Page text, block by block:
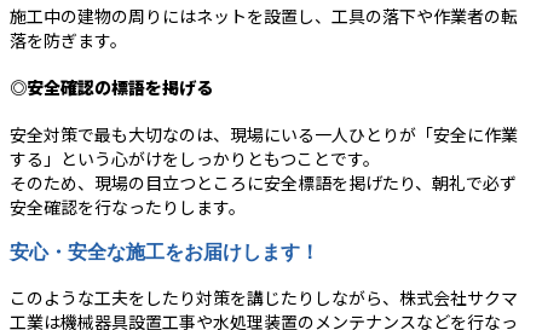
施工中の建物の周りにはネットを設置し、工具の落下や作業者の転
落を防ぎます。
◎安全確認の標語を掲げる
安全対策で最も大切なのは、現場にいる一人ひとりが「安全に作業
する」という心がけをしっかりともつことです。
そのため、現場の目立つところに安全標語を掲げたり、朝礼で必ず
安全確認を行なったりします。
安心・安全な施工をお届けします！
このような工夫をしたり対策を講じたりしながら、株式会社サクマ
工業は機械器具設置工事や水処理装置のメンテナンスなどを行なっ